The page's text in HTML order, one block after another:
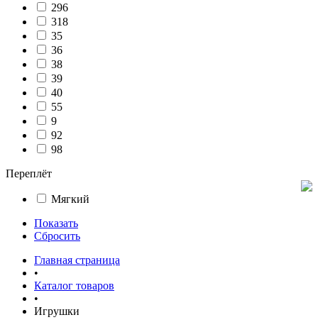
296
318
35
36
38
39
40
55
9
92
98
Переплёт
Мягкий
Показать
Сбросить
Главная страница
•
Каталог товаров
•
Игрушки